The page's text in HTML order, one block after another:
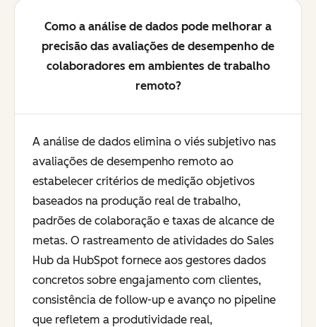
Como a análise de dados pode melhorar a
precisão das avaliações de desempenho de
colaboradores em ambientes de trabalho
remoto?
A análise de dados elimina o viés subjetivo nas
avaliações de desempenho remoto ao
estabelecer critérios de medição objetivos
baseados na produção real de trabalho,
padrões de colaboração e taxas de alcance de
metas. O rastreamento de atividades do Sales
Hub da HubSpot fornece aos gestores dados
concretos sobre engajamento com clientes,
consistência de follow-up e avanço no pipeline
que refletem a produtividade real,